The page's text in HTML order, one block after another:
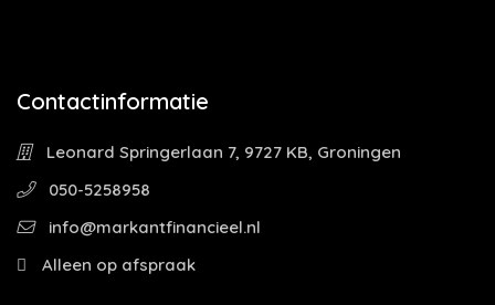
Contactinformatie
Leonard Springerlaan 7, 9727 KB, Groningen
050-5258958
info@markantfinancieel.nl
Alleen op afspraak